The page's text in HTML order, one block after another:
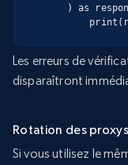
Les erreurs de
disparaîtront
Rotation des
Si vous utilisez le